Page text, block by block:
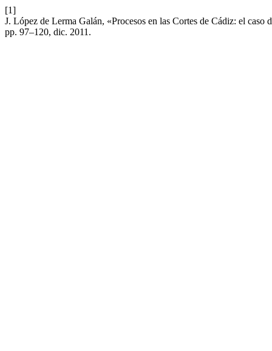
[1]
J. López de Lerma Galán, «Procesos en las Cortes de Cádiz: el
pp. 97–120, dic. 2011.